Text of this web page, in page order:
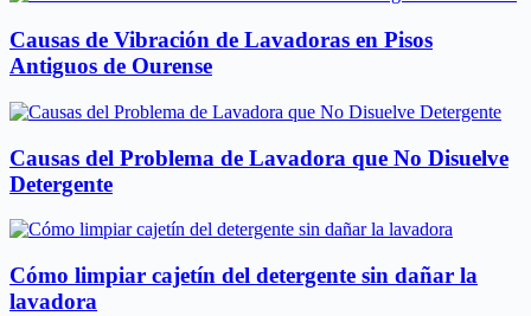
Causas de Vibración de Lavadoras en Pisos
Antiguos de Ourense
Causas del Problema de Lavadora que No Disuelve
Detergente
Cómo limpiar cajetín del detergente sin dañar la
lavadora